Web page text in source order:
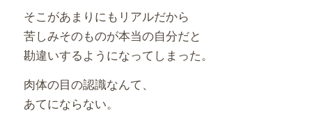
そこがあまりにもリアルだから
苦しみそのものが本当の自分だと
勘違いするようになってしまった。
肉体の目の認識なんて、
あてにならない。